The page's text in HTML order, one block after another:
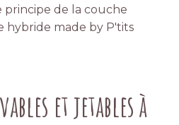
principe de la couche
hybride made by P'tits
et jetables à